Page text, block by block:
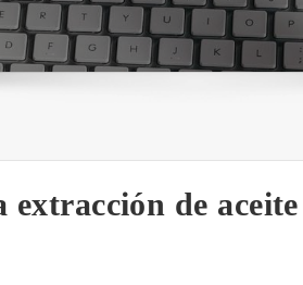
de